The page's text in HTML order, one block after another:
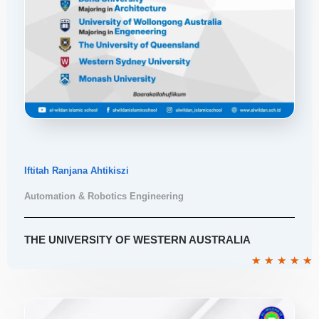
Iftitah Ranjana Ahtikiszi
Automation & Robotics Engineering
★ ★ ★ ★ ★
THE UNIVERSITY OF WESTERN AUSTRALIA